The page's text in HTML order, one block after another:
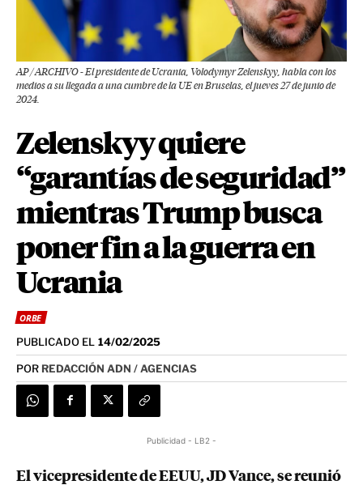
AP / ARCHIVO - El presidente de Ucrania, Volodymyr Zelenskyy, habla con los
medios a su llegada a una cumbre de la UE en Bruselas, el jueves 27 de junio de
2024.
Zelenskyy quiere
“garantías de seguridad”
mientras Trump busca
poner fin a la guerra en
Ucrania
ORBE
PUBLICADO EL 14/02/2025
POR REDACCIÓN ADN / AGENCIAS
Publicidad - LB2 -
El vicepresidente de EEUU, JD Vance, se reunió